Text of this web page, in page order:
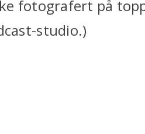
fotografert på
studio.)